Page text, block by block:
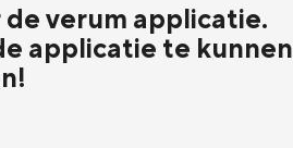
verum applicatie.
applicatie te kunnen